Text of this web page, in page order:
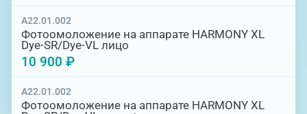
A22.01.002
Фотоомоложение на аппарате HARMONY XL
Dye-SR/Dye-VL лицо
10 900 ₽
A22.01.002
Фотоомоложение на аппарате HARMONY XL